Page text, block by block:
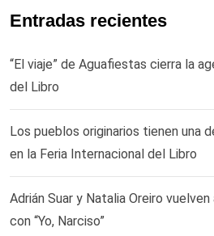
Entradas recientes
“El viaje” de Aguafiestas cierra la
del Libro
Los pueblos originarios tienen una
en la Feria Internacional del Libro
Adrián Suar y Natalia Oreiro
con “Yo, Narciso”